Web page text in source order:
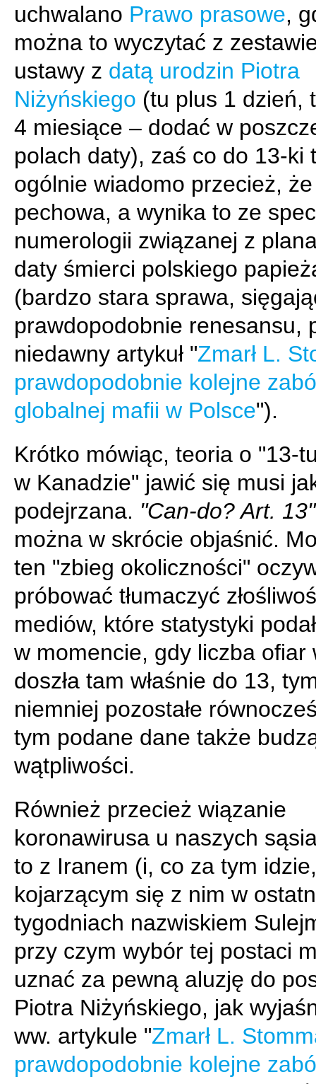
uchwalano Prawo prasowe,
można to wyczytać z
ustawy z datą urodzin Piotra
Niżyńskiego (tu plus 1 dzień,
4 miesiące – dodać w
polach daty), zaś co do 13-ki
ogólnie wiadomo przecież,
pechowa, a wynika to ze
numerologii związanej z
daty śmierci polskiego
(bardzo stara sprawa,
prawdopodobnie renesansu,
niedawny artykuł "Zmarł L.
prawdopodobnie kolejne
globalnej mafii w Polsce").
Krótko mówiąc, teoria o "13-
w Kanadzie" jawić się musi
podejrzana. "Can-do? Art. 13"
można w skrócie objaśnić.
ten "zbieg okoliczności"
próbować tłumaczyć
mediów, które statystyki
w momencie, gdy liczba ofiar
doszła tam właśnie do 13,
niemniej pozostałe
tym podane dane także
wątpliwości.
Również przecież wiązanie
koronawirusa u naszych
to z Iranem (i, co za tym idzie,
kojarzącym się z nim w
tygodniach nazwiskiem
przy czym wybór tej postaci
uznać za pewną aluzję do
Piotra Niżyńskiego, jak
ww. artykule "Zmarł L.
prawdopodobnie kolejne